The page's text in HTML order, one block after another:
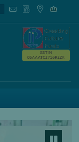
GSTIN
05AAATC2716R2ZK